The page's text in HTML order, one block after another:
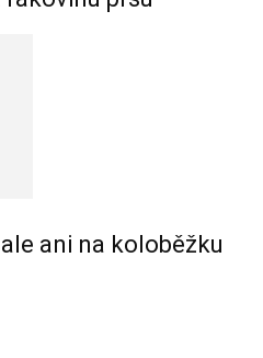
ani na koloběžku